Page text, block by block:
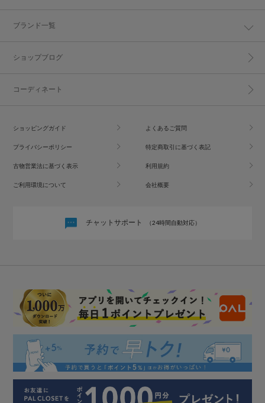
ブランド一覧
ショップブログ
コーディネート
ショッピングガイド よくあるご質問
プライバシーポリシー 特定商取引に基づく表記
古物営業法に基づく表示 利用規約
ご利用環境について 会社概要
チャットサポート （24時間自動対応）